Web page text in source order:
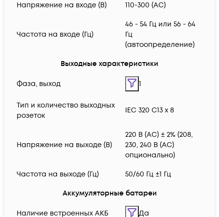
Напряжение на входе (В) 110-300 (AC)
Частота на входе (Гц)
46 - 54 Гц или 56 - 64
Гц
(автоопределение)
Выходные характеристики
Фаза, выход 1
Тип и количество выходных
розеток
IEC 320 C13 x 8
Напряжение на выходе (В)
220 В (AC) ± 2% (208,
230, 240 В (AC)
опционально)
Частота на выходе (Гц) 50/60 Гц ±1 Гц
Аккумуляторные батареи
Наличие встроенных АКБ Да